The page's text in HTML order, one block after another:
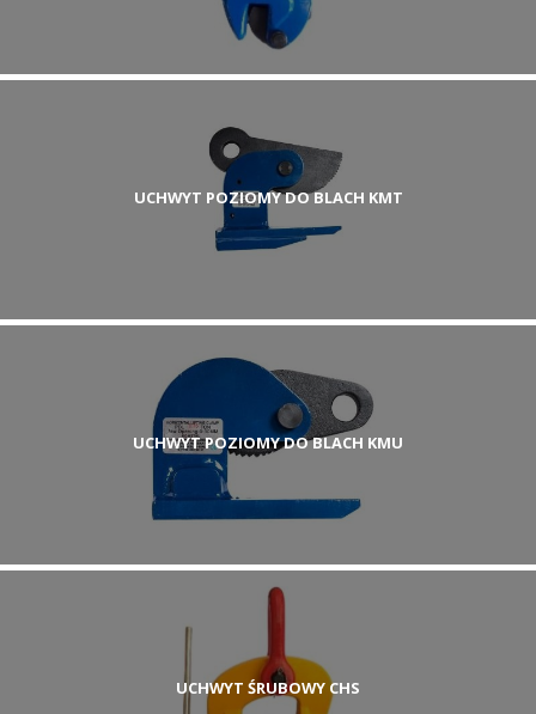
UCHWYT POZIOMY DO BLACH KMT
UCHWYT POZIOMY DO BLACH KMU
UCHWYT ŚRUBOWY CHS